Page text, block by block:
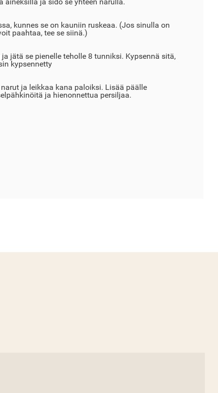
kunnes se on kauniin ruskeaa. (Jos sinulla on
paahtaa, tee se siinä.)
jätä se pienelle teholle 8 tunniksi. Kypsennä sitä,
kypsennetty
ja leikkaa kana paloiksi. Lisää päälle
ja hienonnettua persiljaa.